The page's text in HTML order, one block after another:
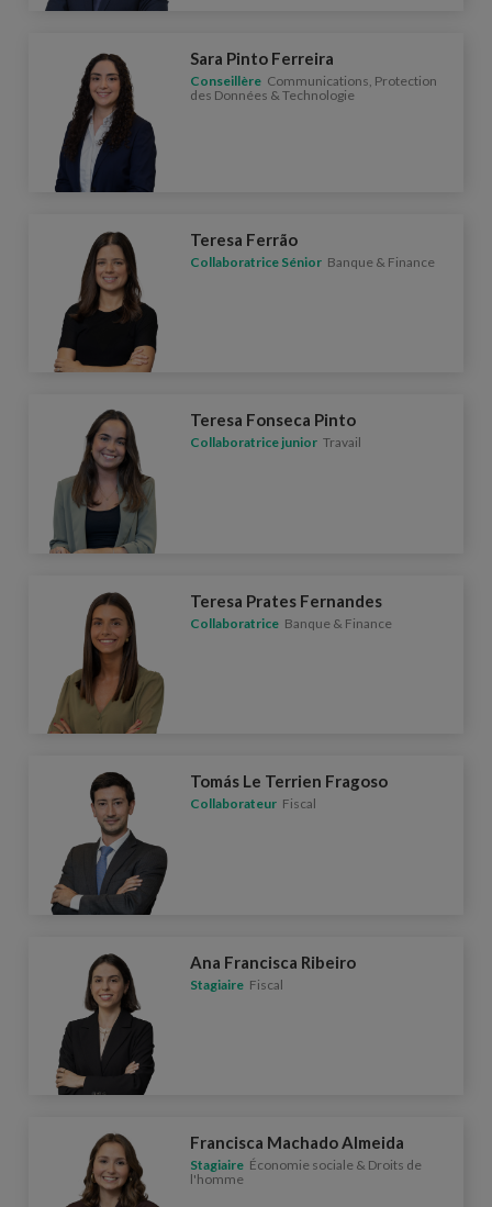
Sara Pinto Ferreira
Conseillère Communications, Protection
des Données & Technologie
Teresa Ferrão
Collaboratrice Sénior Banque & Finance
Teresa Fonseca Pinto
Collaboratrice junior Travail
Teresa Prates Fernandes
Collaboratrice Banque & Finance
Tomás Le Terrien Fragoso
Collaborateur Fiscal
Ana Francisca Ribeiro
Stagiaire Fiscal
Francisca Machado Almeida
Stagiaire Économie sociale & Droits de
l'homme